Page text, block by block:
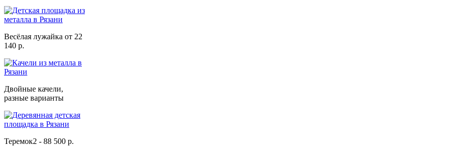
Весёлая лужайка от 22
140 р.
Двойные качели,
разные варианты
Теремок2 - 88 500 р.